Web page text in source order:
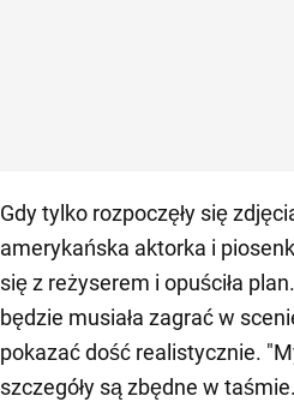
Gdy tylko rozpoczęły się
amerykańska aktorka i
się z reżyserem i opuściła
będzie musiała zagrać w
pokazać dość realistycznie.
szczegóły są zbędne w